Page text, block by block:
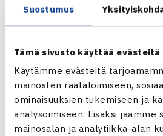
Suostumus
Tämä sivusto käyttää evästeitä
Käytämme evästeitä
mainosten räätälöimiseen,
ominaisuuksien tukemiseen ja
analysoimiseen. Lisäksi jaamme
mainosalan ja analytiikka-alan
Belgian Elyne Boeykensin ja
Baalin. (RN)
Miesten 15.000$ ITF Futures-
11.-19.6.2011 Alkmaar, Hollanti
Kaksinpeli
1.kierrosta: Timo Nieminen (1.) –
75 16 62